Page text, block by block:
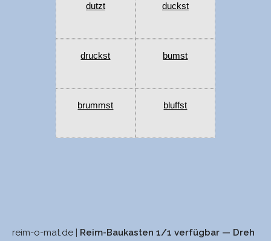
dutzt duckst
druckst bumst
brummst bluffst
reim-o-mat.de |
Reim-Baukasten 1/1 verfügbar — Dreh